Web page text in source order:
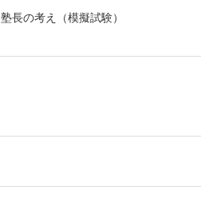
塾長の考え（模擬試験）